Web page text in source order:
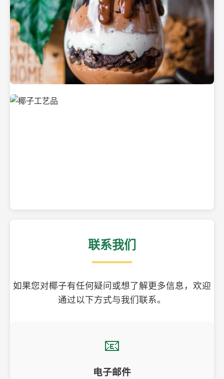
美味的椰子食品
联系我们
如果您对椰子有任何疑问或想了解更多信息，欢迎
通过以下方式与我们联系。
📧
电子邮件